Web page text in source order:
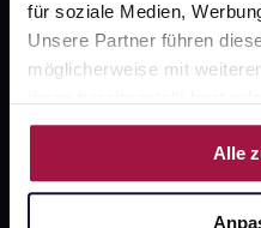
für soziale Medien,
Unsere Partner führen
möglicherweise mit
Nutzung der Dienste
Alle
Newsletter
Barrierefreiheitserklärung
PAYBACK
Sanitätshäuser